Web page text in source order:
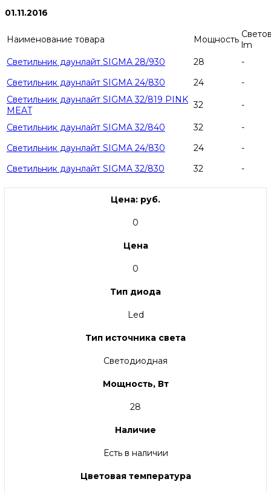
01.11.2016
Наименование товара Мощность lm
Светильник даунлайт SIGMA 28/930
28
-
Светильник даунлайт SIGMA 24/830
24
-
Светильник даунлайт SIGMA 32/819 PINK
MEAT
32 -
Светильник даунлайт SIGMA 32/840 32
-
Светильник даунлайт SIGMA 24/830
24
-
Светильник даунлайт SIGMA 32/830
32 -
Цена: руб.
0
Цена
0
Тип диода
Led
Тип источника света
Светодиодная
Мощность, Вт
28
Наличие
Есть в наличии
Цветовая температура